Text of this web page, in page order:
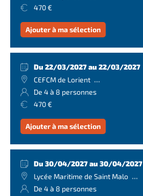
470 €
Ajouter à ma sélection
Du 22/03/2027 au 22/03/2027
CEFCM de Lorient ...
De 4 à 8 personnes
470 €
Ajouter à ma sélection
Du 30/04/2027 au 30/04/2027
Lycée Maritime de Saint Malo ...
De 4 à 8 personnes